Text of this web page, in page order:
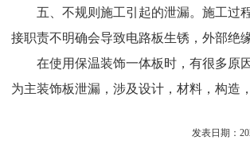
五、不规则施工引起的泄漏。施工过
接职责不明确会导致电路板生锈，外部绝
在使用保温装饰一体板时，有很多原
为主装饰板泄漏，涉及设计，材料，构造
发表日期：